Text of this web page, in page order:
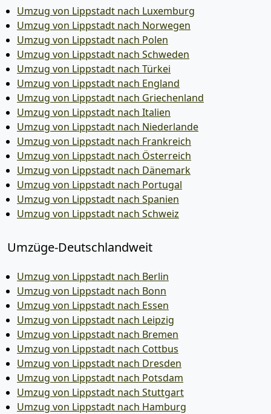
Umzug von Lippstadt nach Luxemburg
Umzug von Lippstadt nach Norwegen
Umzug von Lippstadt nach Polen
Umzug von Lippstadt nach Schweden
Umzug von Lippstadt nach Türkei
Umzug von Lippstadt nach England
Umzug von Lippstadt nach Griechenland
Umzug von Lippstadt nach Italien
Umzug von Lippstadt nach Niederlande
Umzug von Lippstadt nach Frankreich
Umzug von Lippstadt nach Österreich
Umzug von Lippstadt nach Dänemark
Umzug von Lippstadt nach Portugal
Umzug von Lippstadt nach Spanien
Umzug von Lippstadt nach Schweiz
Umzüge-Deutschlandweit
Umzug von Lippstadt nach Berlin
Umzug von Lippstadt nach Bonn
Umzug von Lippstadt nach Essen
Umzug von Lippstadt nach Leipzig
Umzug von Lippstadt nach Bremen
Umzug von Lippstadt nach Cottbus
Umzug von Lippstadt nach Dresden
Umzug von Lippstadt nach Potsdam
Umzug von Lippstadt nach Stuttgart
Umzug von Lippstadt nach Hamburg